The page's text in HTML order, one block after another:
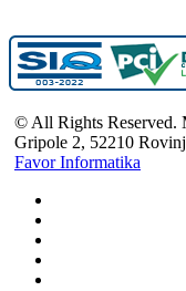
© All Rights Reserved.
Gripole 2, 52210
Favor Informatika